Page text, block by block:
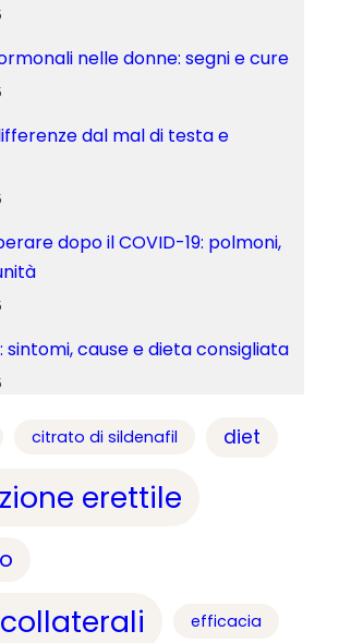
nelle donne: segni e cure
dal mal di testa e
dopo il COVID-19: polmoni,
cause e dieta consigliata
citrato di sildenafil diet
erettile
efficacia